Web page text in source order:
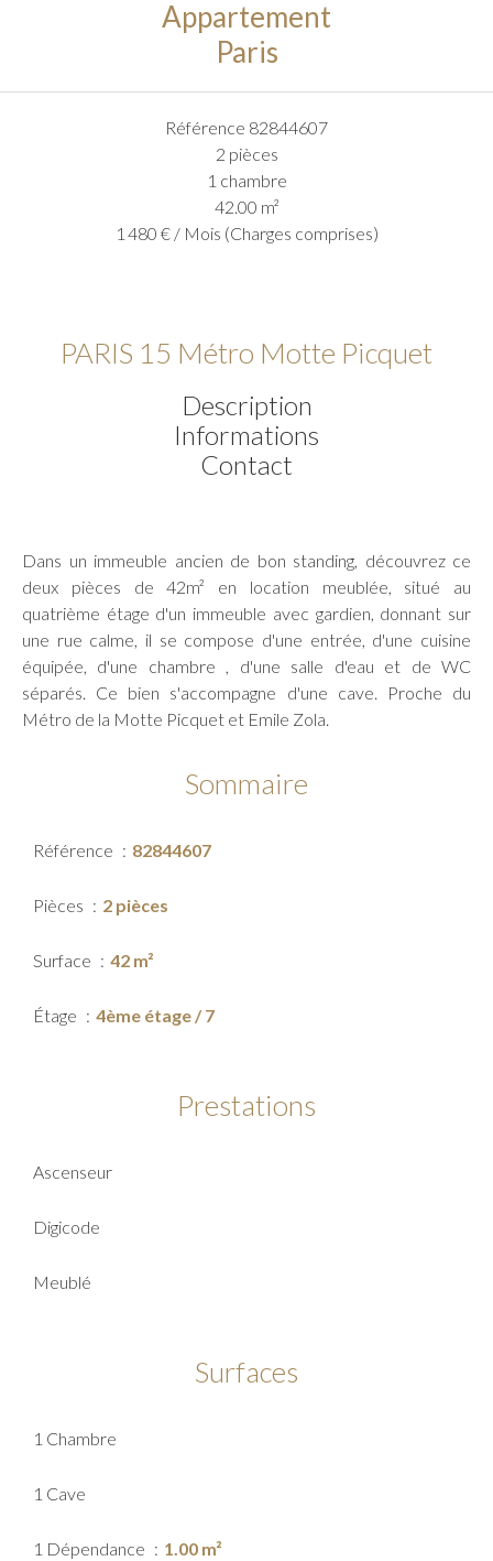
Appartement
Paris
Référence 82844607
2 pièces
1 chambre
42.00 m²
1 480 € / Mois (Charges comprises)
PARIS 15 Métro Motte Picquet
Description
Informations
Contact
Dans un immeuble ancien de bon standing, découvrez ce
deux pièces de 42m² en location meublée, situé au
quatrième étage d'un immeuble avec gardien, donnant sur
une rue calme, il se compose d'une entrée, d'une cuisine
équipée, d'une chambre , d'une salle d'eau et de WC
séparés. Ce bien s'accompagne d'une cave. Proche du
Métro de la Motte Picquet et Emile Zola.
Sommaire
Référence 82844607
Pièces 2 pièces
Surface 42 m²
Étage 4ème étage / 7
Prestations
Ascenseur
Digicode
Meublé
Surfaces
1 Chambre
1 Cave
1 Dépendance 1.00 m²